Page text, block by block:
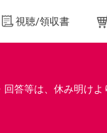
視聴/領収書
答等は、休み明け